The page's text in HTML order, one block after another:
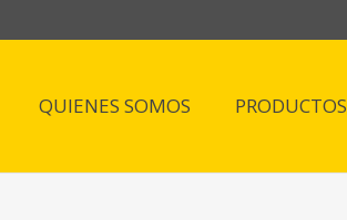
QUIENES SOMOS PRODUCTOS